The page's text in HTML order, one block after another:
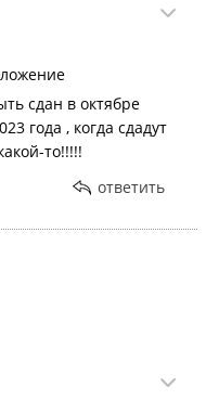
ИТП, электрощитовая
– окраска
помещений –
красителями;
выполняется по
запроектировано от
в санузлах и
сдан в октябре
года , когда сдадут
то!!!!!
ответить